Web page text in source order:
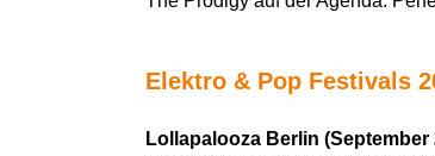
Elektro & Pop Festivals
Lollapalooza Berlin (September